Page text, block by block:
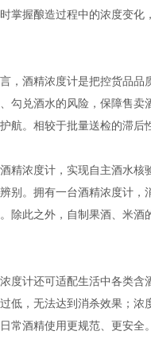
掌握酿造过程中的浓度变
酒精浓度计是把控货品品
勾兑酒水的风险，保障售
航。相较于批量送检的滞后
浓度计，实现自主酒水核
别。拥有一台酒精浓度计
除此之外，自制果酒、米
计还可适配生活中各类含
低，无法达到消杀效果；
常酒精使用更规范、更安全。